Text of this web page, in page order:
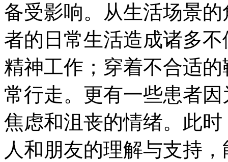
备受影响。从生活场景
者的日常生活造成诸多
精神工作；穿着不合适
常行走。更有一些患者
焦虑和沮丧的情绪。此
人和朋友的理解与支持